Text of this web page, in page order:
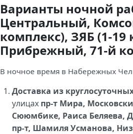
Варианты ночной
Центральный,
комплекс), ЗЯБ (1-
Прибрежный, 71-й
В ночное время в Набережных
Доставка из
улицах пр-т Мира,
Сююмбике, Раиса Беляева,
пр-т, Шамиля Усманова,